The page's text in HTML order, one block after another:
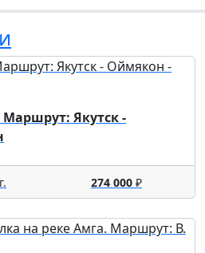
Якутск -
г. 274 000₽